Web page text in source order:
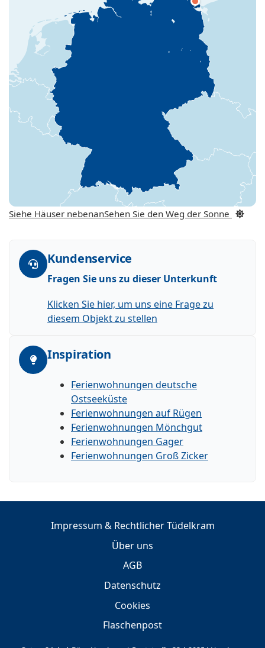
Siehe Häuser nebenanSehen Sie den Weg der Sonne
Kundenservice
Fragen Sie uns zu dieser Unterkunft
Klicken Sie hier, um uns eine Frage zu
diesem Objekt zu stellen
Inspiration
Ferienwohnungen deutsche
Ostseeküste
Ferienwohnungen auf Rügen
Ferienwohnungen Mönchgut
Ferienwohnungen Gager
Ferienwohnungen Groß Zicker
Impressum & Rechtlicher Tüdelkram
Über uns
AGB
Datenschutz
Cookies
Flaschenpost